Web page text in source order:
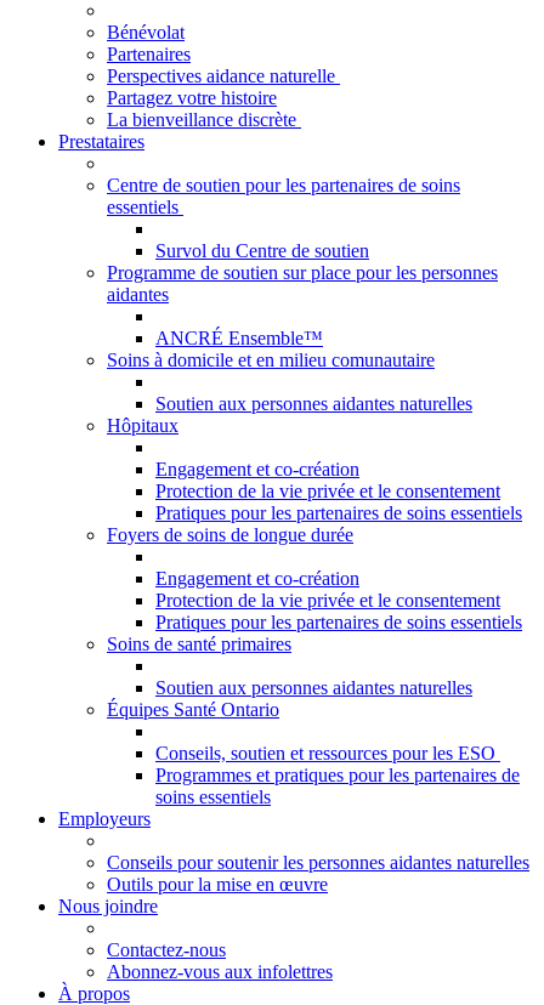
Bénévolat
Partenaires
Perspectives aidance naturelle
Partagez votre histoire
La bienveillance discrète
Prestataires
Centre de soutien pour les partenaires de soins
essentiels
Survol du Centre de soutien
Programme de soutien sur place pour les personnes
aidantes
ANCRÉ Ensemble™
Soins à domicile et en milieu comunautaire
Soutien aux personnes aidantes naturelles
Hôpitaux
Engagement et co-création
Protection de la vie privée et le consentement
Pratiques pour les partenaires de soins essentiels
Foyers de soins de longue durée
Engagement et co-création
Protection de la vie privée et le consentement
Pratiques pour les partenaires de soins essentiels
Soins de santé primaires
Soutien aux personnes aidantes naturelles
Équipes Santé Ontario
Conseils, soutien et ressources pour les ESO
Programmes et pratiques pour les partenaires de
soins essentiels
Employeurs
Conseils pour soutenir les personnes aidantes naturelles
Outils pour la mise en œuvre
Nous joindre
Contactez-nous
Abonnez-vous aux infolettres
À propos